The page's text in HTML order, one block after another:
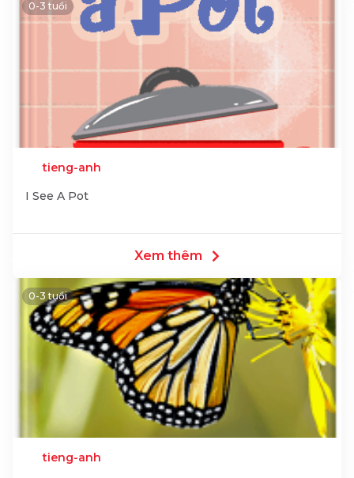
0-3 tuổi
tieng-anh
I See A Pot
Xem thêm
0-3 tuổi
tieng-anh